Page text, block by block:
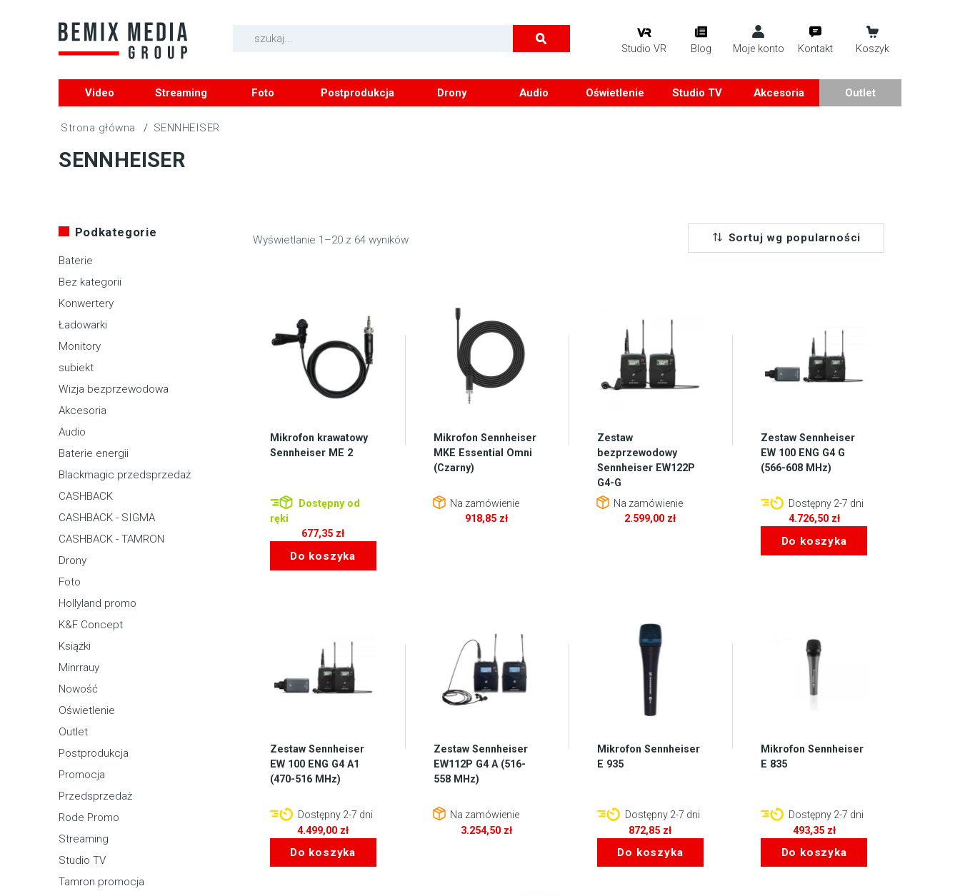
Studio VR Blog Moje konto Kontakt Koszyk
Video Streaming Foto Postprodukcja Drony Audio Oświetlenie Studio TV Akcesoria Outlet
/ SENNHEISER
SENNHEISER
Podkategorie
Baterie
Bez kategorii
Konwertery
Ładowarki
Monitory
subiekt
Wizja bezprzewodowa
Akcesoria
Audio
Baterie energii
Blackmagic przedsprzedaż
CASHBACK
CASHBACK - SIGMA
CASHBACK - TAMRON
Drony
Foto
Hollyland promo
K&F Concept
Książki
Minrrauy
Nowość
Oświetlenie
Outlet
Postprodukcja
Promocja
Przedsprzedaż
Rode Promo
Streaming
Studio TV
Tamron promocja
Wyświetlanie 1–20 z 64 wyników Sortuj wg popularności
Mikrofon krawatowy
Sennheiser ME 2
Dostępny od
ręki
677,35 zł
Do koszyka
Mikrofon Sennheiser
MKE Essential Omni
(Czarny)
Na zamówienie
918,85 zł
Zestaw
bezprzewodowy
Sennheiser EW122P
G4-G
Na zamówienie
2.599,00 zł
Zestaw Sennheiser
EW 100 ENG G4 G
(566-608 MHz)
Dostępny 2-7 dni
4.726,50 zł
Do koszyka
Zestaw Sennheiser
EW 100 ENG G4 A1
(470-516 MHz)
Dostępny 2-7 dni
4.499,00 zł
Do koszyka
Zestaw Sennheiser
EW112P G4 A (516-
558 MHz)
Na zamówienie
3.254,50 zł
Mikrofon Sennheiser
E 935
Dostępny 2-7 dni
872,85 zł
Do koszyka
Mikrofon Sennheiser
E 835
Dostępny 2-7 dni
493,35 zł
Do koszyka